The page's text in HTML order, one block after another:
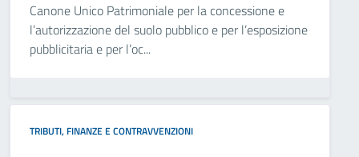
Canone Unico Patrimoniale per la concessione e
l’autorizzazione del suolo pubblico e per l’esposizione
pubblicitaria e per l’oc...
TRIBUTI, FINANZE E CONTRAVVENZIONI